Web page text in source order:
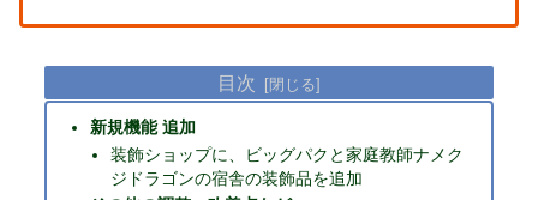
目次
新規機能 追加
装飾ショップに、ビッグパクと家庭教師ナメク
ジドラゴンの宿舎の装飾品を追加